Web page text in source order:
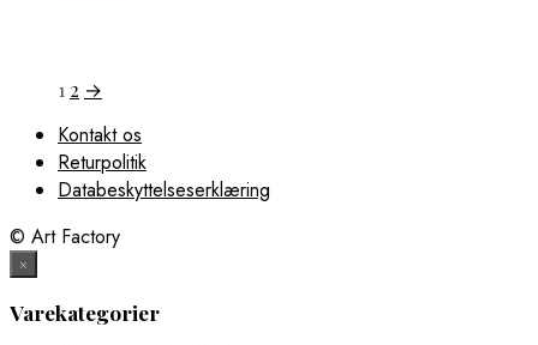
1 2 →
Kontakt os
Returpolitik
Databeskyttelseserklæring
© Art Factory
×
Varekategorier